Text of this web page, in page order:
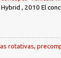
, 2010 El
rotativas,